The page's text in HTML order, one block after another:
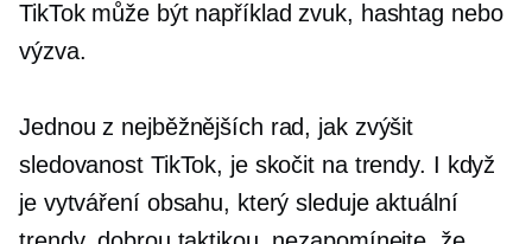
TikTok může být například zvuk, hashtag nebo
výzva.
Jednou z nejběžnějších rad, jak zvýšit
sledovanost TikTok, je skočit na trendy. I když
je vytváření obsahu, který sleduje aktuální